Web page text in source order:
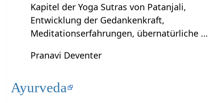
Kapitel der Yoga Sutras von Patanjali,
Entwicklung der Gedankenkraft,
Meditationserfahrungen, übernatürliche …
Pranavi Deventer
Ayurveda